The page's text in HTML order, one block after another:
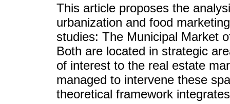
This article proposes the
urbanization and food
studies: The Municipal Market
Both are located in strategic
of interest to the real estate
managed to intervene these
theoretical framework